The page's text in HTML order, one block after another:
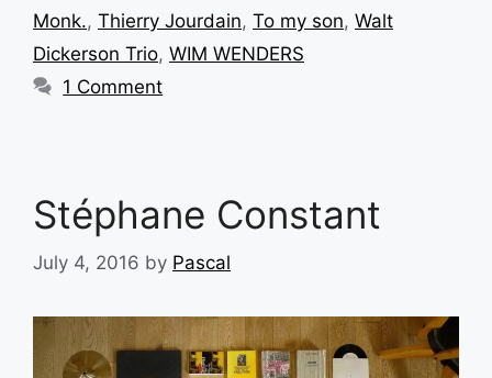
Monk., Thierry Jourdain, To my son, Walt
Dickerson Trio, WIM WENDERS
1 Comment
Stéphane Constant
July 4, 2016 by Pascal